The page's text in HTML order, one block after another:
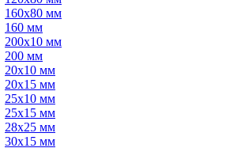
160х80 мм
160 мм
200х10 мм
200 мм
20х10 мм
20х15 мм
25х10 мм
25х15 мм
28х25 мм
30х15 мм